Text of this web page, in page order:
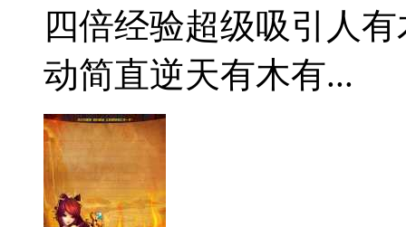
四倍经验超级吸引人
动简直逆天有木有...